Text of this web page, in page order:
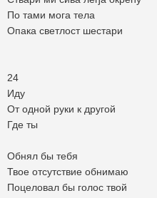
По тами мога тела
Опака светлост шестари
24
Иду
От одной руки к другой
Где ты
Обнял бы тебя
Твое отсутствие обнимаю
Поцеловал бы голос твой